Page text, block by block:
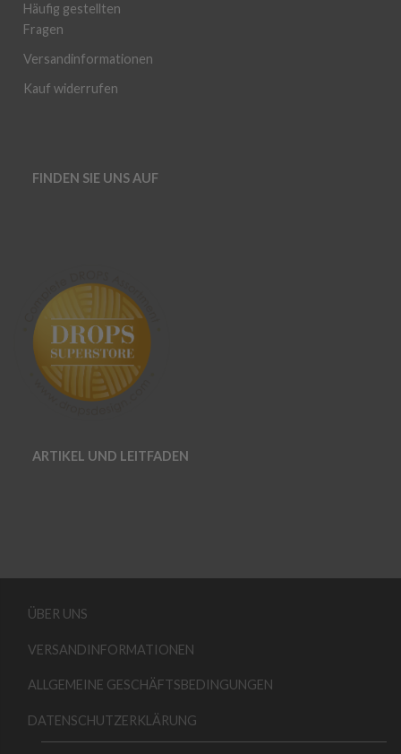
Häufig gestellten
Fragen
Versandinformationen
Kauf widerrufen
FINDEN SIE UNS AUF
ARTIKEL UND LEITFADEN
ÜBER UNS
VERSANDINFORMATIONEN
ALLGEMEINE GESCHÄFTSBEDINGUNGEN
DATENSCHUTZERKLÄRUNG